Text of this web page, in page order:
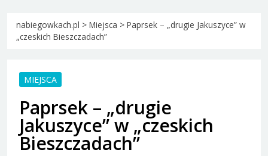
nabiegowkach.pl > Miejsca > Paprsek – „drugie Jakuszyce” w
„czeskich Bieszczadach”
MIEJSCA
Paprsek – „drugie
Jakuszyce” w „czeskich
Bieszczadach”